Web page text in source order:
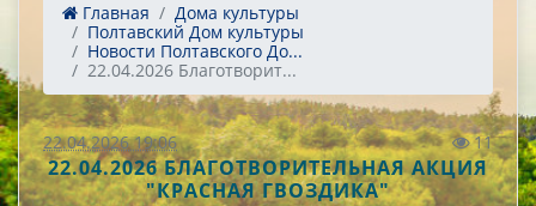
Главная
Дома культуры
Полтавский Дом культуры
Новости Полтавского До...
22.04.2026 Благотворит...
22.04.2026 19:06 11
22.04.2026 БЛАГОТВОРИТЕЛЬНАЯ АКЦИЯ
"КРАСНАЯ ГВОЗДИКА"